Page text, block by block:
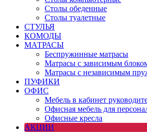
Столы обеденные
Столы туалетные
СТУЛЬЯ
КОМОДЫ
МАТРАСЫ
Беспружинные матрасы
Матрасы с зависимым
Матрасы с независимым
ПУФИКИ
ОФИС
Мебель в кабинет
Офисная мебель для
Офисные кресла
АКЦИИ